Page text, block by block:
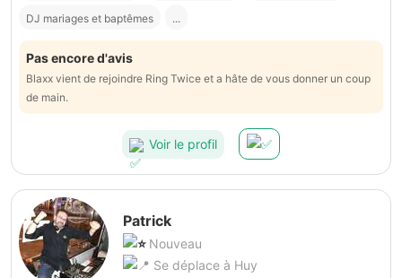
DJ mariages et baptêmes ...
Pas encore d'avis
Blaxx vient de rejoindre Ring Twice et a hâte de vous donner un coup
de main.
Voir le profil
Patrick
Nouveau
Se déplace à Huy